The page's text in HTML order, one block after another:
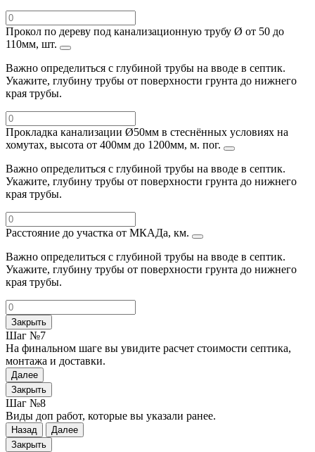
Прокол по дереву под канализационную трубу Ø от 50 до
110мм, шт.
Важно определиться с глубиной трубы на вводе в септик.
Укажите, глубину трубы от поверхности грунта до нижнего
края трубы.
Прокладка канализации Ø50мм в стеснённых условиях на
хомутах, высота от 400мм до 1200мм, м. пог.
Важно определиться с глубиной трубы на вводе в септик.
Укажите, глубину трубы от поверхности грунта до нижнего
края трубы.
Расстояние до участка от МКАДа, км.
Важно определиться с глубиной трубы на вводе в септик.
Укажите, глубину трубы от поверхности грунта до нижнего
края трубы.
Закрыть
Шаг №7
На финальном шаге вы увидите расчет стоимости септика,
монтажа и доставки.
Далее
Закрыть
Шаг №8
Виды доп работ, которые вы указали ранее.
Назад
Далее
Закрыть